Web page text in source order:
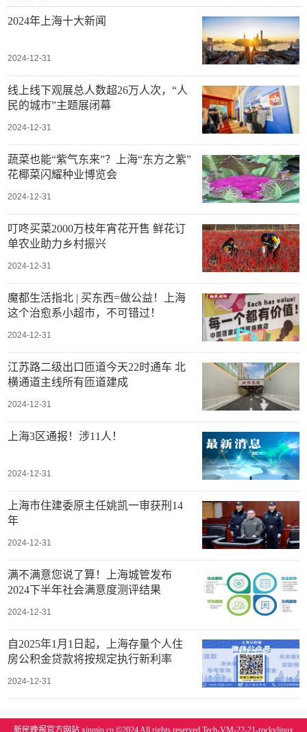
2024年上海十大新闻
2024-12-31
线上线下观展总人数超26万人次，“人
民的城市”主题展闭幕
2024-12-31
蔬菜也能“紫气东来”？上海“东方之紫”
花椰菜闪耀种业博览会
2024-12-31
叮咚买菜2000万枝年宵花开售 鲜花订
单农业助力乡村振兴
2024-12-31
魔都生活指北 | 买东西=做公益！上海
这个治愈系小超市，不可错过！
2024-12-31
江苏路二级出口匝道今天22时通车 北
横通道主线所有匝道建成
2024-12-31
上海3区通报！涉11人！
2024-12-31
上海市住建委原主任姚凯一审获刑14
年
2024-12-31
满不满意您说了算！上海城管发布
2024下半年社会满意度测评结果
2024-12-31
自2025年1月1日起，上海存量个人住
房公积金贷款将按规定执行新利率
2024-12-31
新民晚报官方网站 xinmin.cn ©2024 All rights reserved Tech-VM-22-21-rockylinux